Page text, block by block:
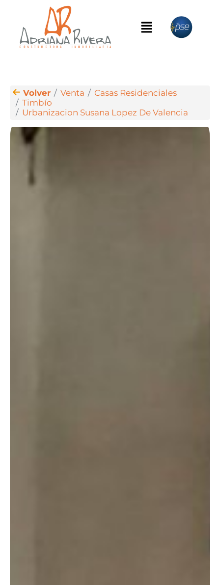
Volver Venta
Casas Residenciales
Timbío
Urbanizacion Susana Lopez De Valencia